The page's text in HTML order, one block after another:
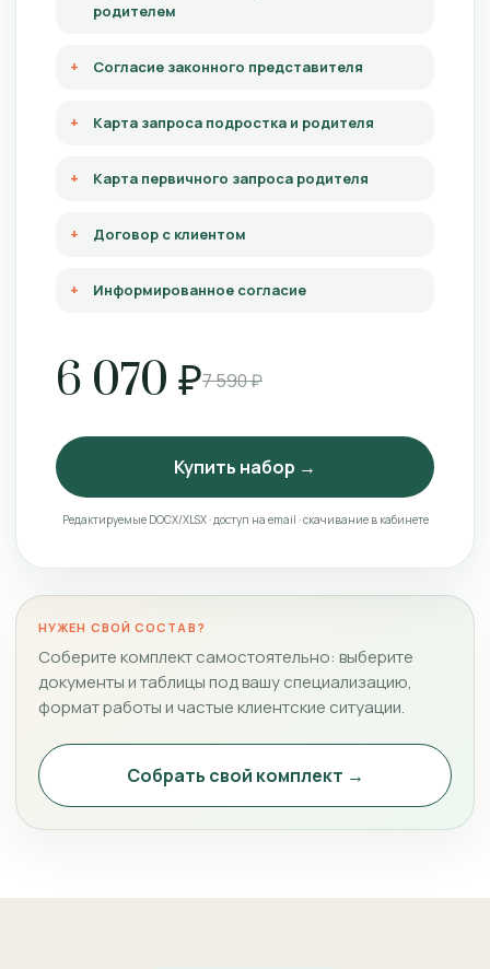
родителем
Согласие законного представителя
Карта запроса подростка и родителя
Карта первичного запроса родителя
Договор с клиентом
Информированное согласие
6 070 ₽7 590 ₽
Купить набор →
Редактируемые DOCX/XLSX · доступ на email · скачивание в кабинете
НУЖЕН СВОЙ СОСТАВ?
Соберите комплект самостоятельно: выберите
документы и таблицы под вашу специализацию,
формат работы и частые клиентские ситуации.
Собрать свой комплект →